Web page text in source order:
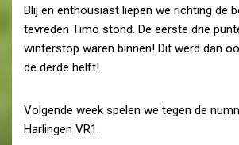
Blij en enthousiast liepen we richting de
tevreden Timo stond. De eerste drie
winterstop waren binnen! Dit werd dan
de derde helft!
Volgende week spelen we tegen de
Harlingen VR1.